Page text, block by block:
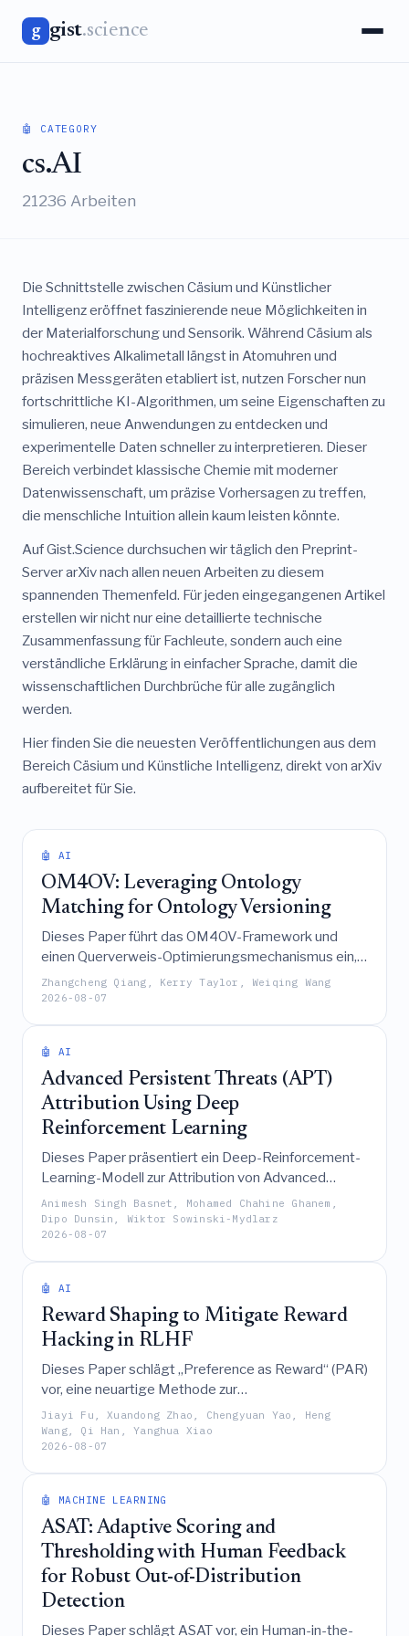
g gist.science
🤖 CATEGORY
cs.AI
21236 Arbeiten
Die Schnittstelle zwischen Cäsium und Künstlicher
Intelligenz eröffnet faszinierende neue Möglichkeiten in
der Materialforschung und Sensorik. Während Cäsium als
hochreaktives Alkalimetall längst in Atomuhren und
präzisen Messgeräten etabliert ist, nutzen Forscher nun
fortschrittliche KI-Algorithmen, um seine Eigenschaften zu
simulieren, neue Anwendungen zu entdecken und
experimentelle Daten schneller zu interpretieren. Dieser
Bereich verbindet klassische Chemie mit moderner
Datenwissenschaft, um präzise Vorhersagen zu treffen,
die menschliche Intuition allein kaum leisten könnte.
Auf Gist.Science durchsuchen wir täglich den Preprint-
Server arXiv nach allen neuen Arbeiten zu diesem
spannenden Themenfeld. Für jeden eingegangenen Artikel
erstellen wir nicht nur eine detaillierte technische
Zusammenfassung für Fachleute, sondern auch eine
verständliche Erklärung in einfacher Sprache, damit die
wissenschaftlichen Durchbrüche für alle zugänglich
werden.
Hier finden Sie die neuesten Veröffentlichungen aus dem
Bereich Cäsium und Künstliche Intelligenz, direkt von arXiv
aufbereitet für Sie.
🤖 AI
OM4OV: Leveraging Ontology
Matching for Ontology Versioning
Dieses Paper führt das OM4OV-Framework und
einen Querverweis-Optimierungsmechanismus ein,
um die Einschränkungen der direkten
Wiederverwendung von Ontology-Matching-
Entitäten sowie die Genauigkeit von
Änderungsmessungen zu verbessern.
Zhangcheng Qiang, Kerry Taylor, Weiqing Wang
2026-08-07
🤖 AI
Advanced Persistent Threats (APT)
Attribution Using Deep
Reinforcement Learning
Dieses Paper präsentiert ein Deep-Reinforcement-
Learning-Modell zur Attribution von Advanced
Persistent Threats, das durch iterative
architektonische und algorithmische Verfeinerungen
eine dramatische Genauigkeitssteigerung von 7 %
auf nahezu 98 % erreichte und damit seine robuste
erkennen und zuzuordnen.
Animesh Singh Basnet, Mohamed Chahine Ghanem,
Dipo Dunsin, Wiktor Sowinski-Mydlarz
2026-08-07
🤖 AI
Reward Shaping to Mitigate Reward
Hacking in RLHF
Dieses Paper schlägt „Preference as Reward“ (PAR)
vor, eine neuartige Methode zur
Belohnungsgestaltung (Reward Shaping), die auf
den Prinzipien der Begrenztheit sowie eines
schnellen anfänglichen Wachstums mit
anschließender Sättigung basiert, um Reward
Reinforcement Learning from Human Feedback
(RLHF) zu stabilisieren.
Jiayi Fu, Xuandong Zhao, Chengyuan Yao, Heng
Wang, Qi Han, Yanghua Xiao
2026-08-07
🤖 MACHINE LEARNING
ASAT: Adaptive Scoring and
Thresholding with Human Feedback
for Robust Out-of-Distribution
Detection
Dieses Paper schlägt ASAT vor, ein Human-in-the-